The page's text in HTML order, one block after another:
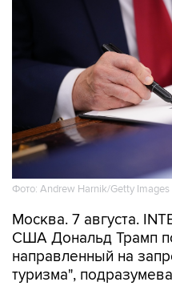
Фото: Andrew Harnik/Getty Images
Москва. 7 августа.
США Дональд Трамп
направленный на
туризма",